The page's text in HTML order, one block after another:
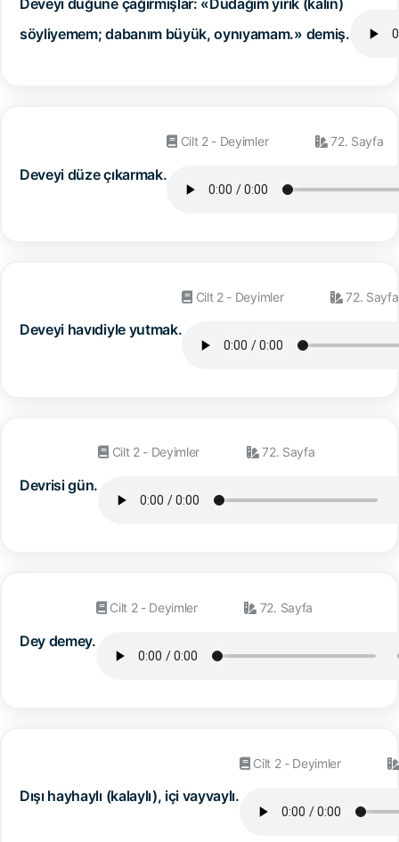
Deveyi düğüne çağırmışlar: «Dudağım yirik (kalın)
söyliyemem; dabanım büyük, oynıyamam.» demiş.
Deveyi düze çıkarmak.
Cilt 2 - Deyimler 72. Sayfa
Deveyi havıdiyle yutmak.
Cilt 2 - Deyimler 72. Sayfa
Devrisi gün.
Cilt 2 - Deyimler 72. Sayfa
Dey demey.
Cilt 2 - Deyimler 72. Sayfa
Dışı hayhaylı (kalaylı), içi vayvaylı.
Cilt 2 - Deyimler